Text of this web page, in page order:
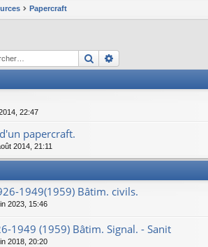
Papercraft
Rechercher
22:47
papercraft.
2014, 21:11
1949(1959) Bâtim. civils.
2023, 15:46
1949 (1959) Bâtim. Signal. - Sanit
2018, 20:20